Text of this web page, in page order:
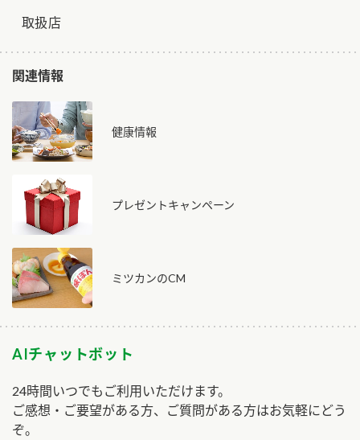
取扱店
関連情報
健康情報
プレゼントキャンペーン
ミツカンのCM
AIチャットボット
24時間いつでもご利用いただけます。
ご感想・ご要望がある方、ご質問がある方はお気軽にどう
ぞ。